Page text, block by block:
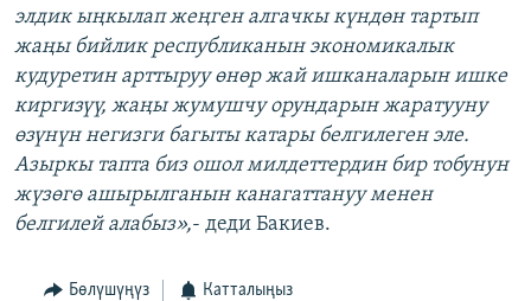
ЭЕ/АРнун бардык сайттары
элдик ыңкылап жеңген алгачкы күндөн тартып
жаңы бийлик республиканын экономикалык
кудуретин арттыруу өнөр жай ишканаларын ишке
киргизүү, жаңы жумушчу орундарын жаратууну
өзүнүн негизги багыты катары белгилеген эле.
Азыркы тапта биз ошол милдеттердин бир тобунун
жүзөгө ашырылганын канагаттануу менен
белгилей алабыз»,- деди Бакиев.
Бөлүшүңүз Катталыңыз